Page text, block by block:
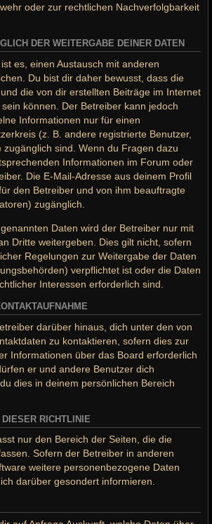
oder zur rechtlichen Nachverfolgbarkeit
DER WEITERGABE DEINER DATEN
es, einen Austausch mit anderen
Du bist dir daher bewusst, dass die
die von dir erstellten Beiträge im Internet
können. Der Betreiber kann jedoch
Informationen nur für einen
(z. B. andere registrierte Benutzer,
sind. Wenn du Fragen dazu
Informationen im Forum oder
Die E-Mail-Adresse aus deinem Profil
den Betreiber und von ihm beauftragte
zugänglich.
Daten wird der Betreiber nur mit
Dritte weitergeben. Dies gilt nicht, sofern
Regelungen zur Weitergabe der Daten
verpflichtet ist oder die Daten
Interessen erforderlich sind.
darüber hinaus, dich unter den von
zu kontaktieren, sofern dies zur
Informationen über das Board erforderlich
er und andere Benutzer dich
dies in deinem persönlichen Bereich
RICHTLINIE
nur den Bereich der Seiten, die die
Sofern der Betreiber in anderen
weitere personenbezogene Daten
darüber gesondert informieren.